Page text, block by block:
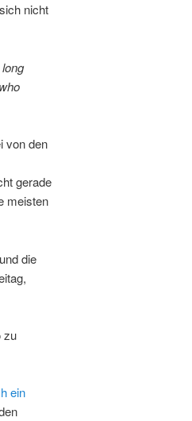
nicht
von den
gerade
meisten
die
zu
ein